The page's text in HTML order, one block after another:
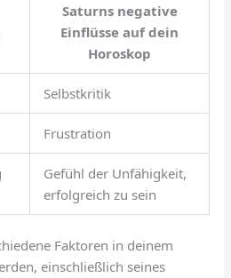
Saturns negative
Einflüsse auf dein
Horoskop
Selbstkritik
Frustration
Gefühl der Unfähigkeit,
erfolgreich zu sein
Faktoren in deinem
einschließlich seines